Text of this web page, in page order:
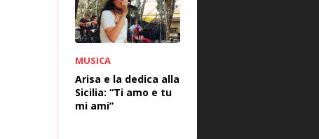
MUSICA
Arisa e la dedica alla
Sicilia: “Ti amo e tu
mi ami”